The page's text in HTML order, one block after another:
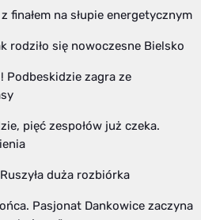
finałem na słupie energetycznym
rodziło się nowoczesne Bielsko
Podbeskidzie zagra ze
pięć zespołów już czeka.
duża rozbiórka
Pasjonat Dankowice zaczyna